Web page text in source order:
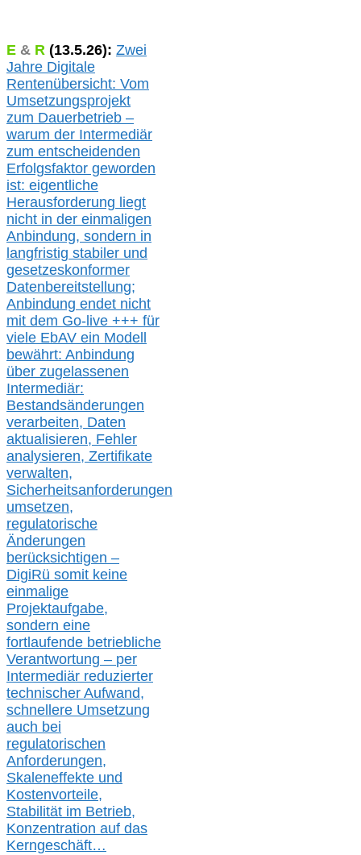
E & R (13.5.26): Zwei
Jahre Digitale
Rentenübersicht: Vom
Umsetzungsprojekt
zum Dauerbetrieb –
warum der Intermediär
zum entscheidenden
Erfolgsfaktor geworden
ist: eigentliche
Herausforderung liegt
nicht in der einmaligen
Anbindung, sondern in
langfristig stabiler und
gesetzeskonformer
Datenbereitstellung;
Anbindung endet nicht
mit dem Go-live +++ für
viele EbAV ein Modell
bewährt: Anbindung
über zugelassenen
Intermediär:
Bestandsänderungen
verarbeiten, Daten
aktualisieren, Fehler
analysieren, Zertifikate
verwalten,
Sicherheitsanforderungen
umsetzen,
regulatorische
Änderungen
berücksichtigen –
DigiRü somit keine
einmalige
Projektaufgabe,
sondern eine
fortlaufende betriebliche
Verantwortung – per
Intermediär reduzierter
technischer Aufwand,
schnellere Umsetzung
auch bei
regulatorischen
Anforderungen,
Skaleneffekte und
Kostenvorteile,
Stabilität im Betrieb,
Konzentration auf das
Kerngeschäft…